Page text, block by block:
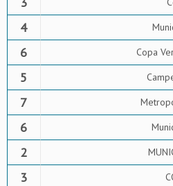
4
6 Copa
5
7
6
2
3